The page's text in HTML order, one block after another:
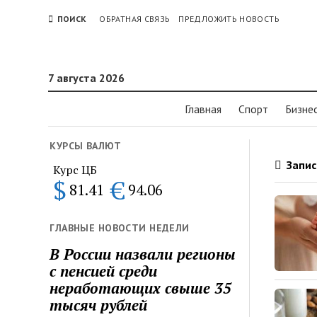
ПОИСК ОБРАТНАЯ СВЯЗЬ ПРЕДЛОЖИТЬ НОВОСТЬ
7 августа 2026
Главная Спорт
КУРСЫ ВАЛЮТ
Курс ЦБ
$ 81.41 € 94.06
ГЛАВНЫЕ НОВОСТИ НЕДЕЛИ
В России назвали регионы
с пенсией среди
неработающих свыше 35
тысяч рублей